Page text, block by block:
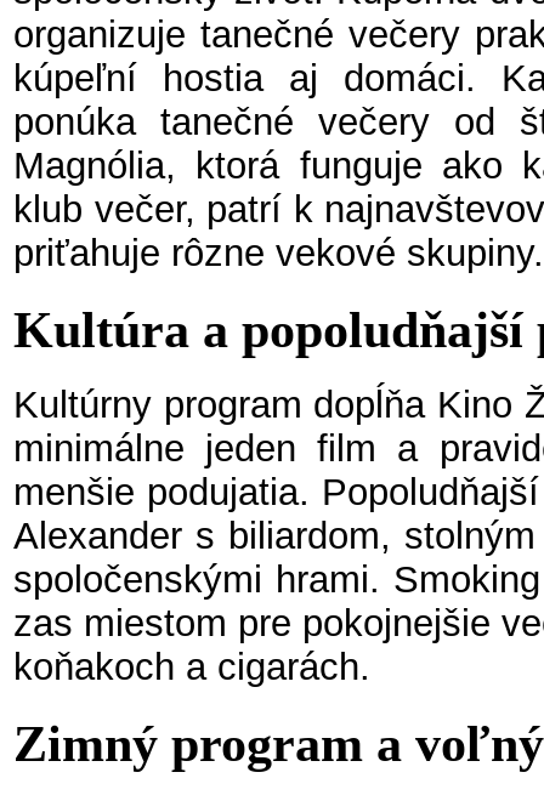
organizuje tanečné večery
kúpeľní hostia aj domáci.
ponúka tanečné večery od
Magnólia, ktorá funguje ako
klub večer, patrí k
priťahuje rôzne vekové skupiny.
Kultúra a popoludňajší
Kultúrny program dopĺňa Kino
minimálne jeden film a
menšie podujatia.
Alexander s biliardom,
spoločenskými hrami.
zas miestom pre pokojnejšie
koňakoch a cigarách.
Zimný program a